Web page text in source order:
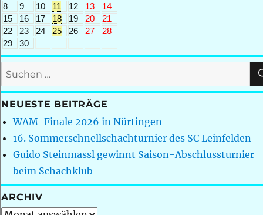
8
9 10 11 12 13
14
15
16 17 18 19 20
21
22
23 24 25 26 27
28
29
30
Suchen
nach:
NEUESTE BEITRÄGE
WAM-Finale 2026 in Nürtingen
16. Sommerschnellschachturnier des SC Leinfelden
Guido Steinmassl gewinnt Saison-Abschlussturnier
beim Schachklub
ARCHIV